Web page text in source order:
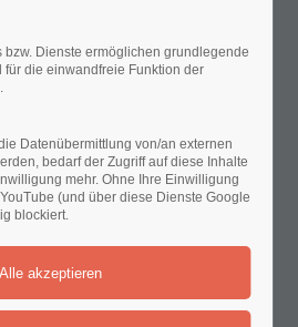
(Wied)
27.10.2026
bzw. Dienste ermöglichen grundlegende
für die einwandfreie Funktion der
Datenübermittlung von/an externen
bedarf der Zugriff auf diese Inhalte
mehr. Ohne Ihre Einwilligung
(und über diese Dienste Google
blockiert.